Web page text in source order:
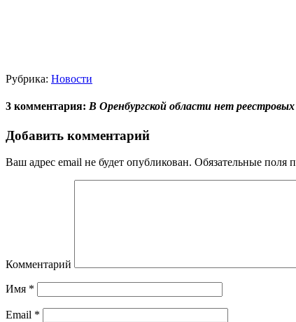
Рубрика: Новости
3 комментария: В Оренбургской области нет
Добавить комментарий
Ваш адрес email не будет опубликован. Обязательные поля
Комментарий
Имя *
Email *